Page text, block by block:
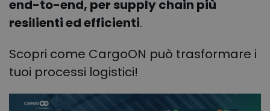
end-to-end, per supply chain più
resilienti ed efficienti.
Scopri come CargoON può trasformare i
tuoi processi logistici!